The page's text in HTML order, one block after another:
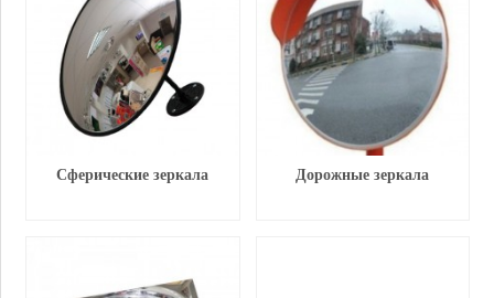
Сферические зеркала Дорожные зеркала